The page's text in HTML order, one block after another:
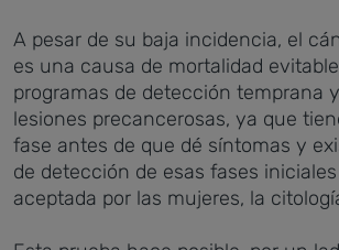
A pesar de su baja incidencia, el
es una causa de mortalidad
programas de detección temprana
lesiones precancerosas, ya que
fase antes de que dé síntomas y
de detección de esas fases
aceptada por las mujeres, la